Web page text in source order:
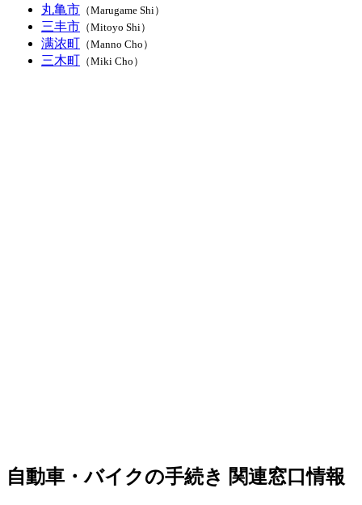
丸亀市 （Marugame Shi）
三丰市 （Mitoyo Shi）
满浓町 （Manno Cho）
三木町 （Miki Cho）
自動車・バイクの手続き 関連窓口情報